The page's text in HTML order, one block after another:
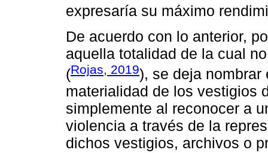
expresaría su máximo
De acuerdo con lo anterior,
aquella totalidad de la cual
(Rojas, 2019), se deja nombrar
materialidad de los vestigios
simplemente al reconocer a
violencia a través de la
dichos vestigios, archivos o